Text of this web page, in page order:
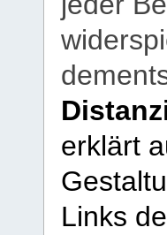
erklärt
Links